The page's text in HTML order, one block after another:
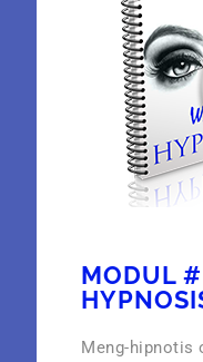
MODUL
Meng-hipnotis